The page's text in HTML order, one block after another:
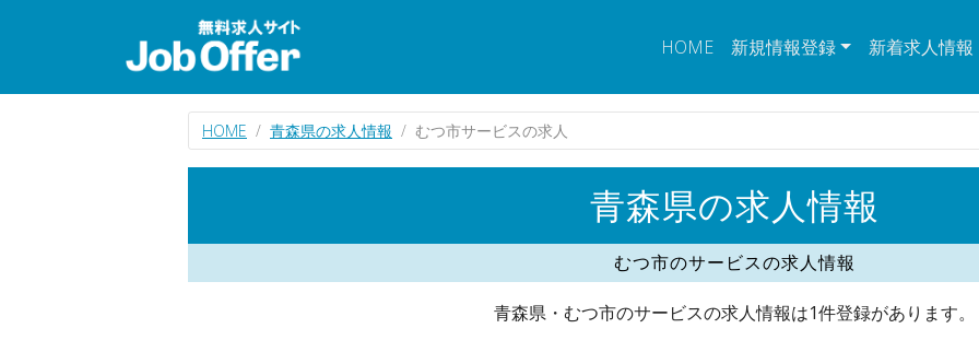
HOME 新規情報登録 新着求人情報
HOME 青森県の求人情報 むつ市サービスの求人
青森県の求人情報
むつ市のサービスの求人情報
青森県・むつ市のサービスの求人情報は1件登録があります。